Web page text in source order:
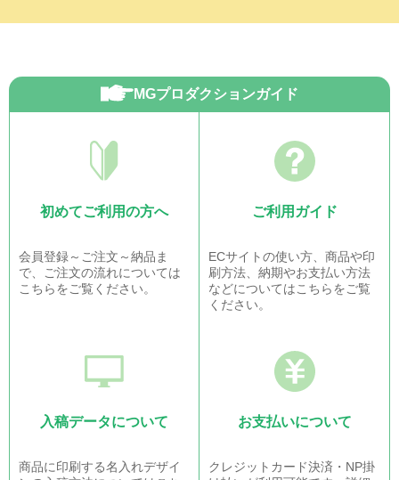
MGプロダクションガイド
初めてご利用の方へ
会員登録～ご注文～納品ま
で、ご注文の流れについては
こちらをご覧ください。
ご利用ガイド
ECサイトの使い方、商品や印
刷方法、納期やお支払い方法
などについてはこちらをご覧
ください。
入稿データについて
商品に印刷する名入れデザイ
お支払いについて
クレジットカード決済・NP掛